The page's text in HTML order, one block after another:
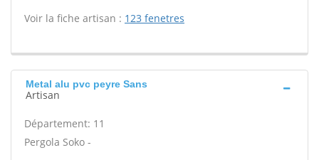
Voir la fiche artisan : 123 fenetres
Metal alu pvc peyre Sans
Artisan
Département: 11
Pergola Soko -